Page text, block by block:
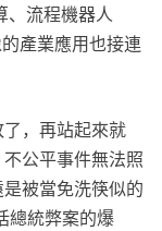
、流程機器人
產業應用也接連
了，再站起來就
公平事件無法照
被當免洗筷似的
總統弊案的爆